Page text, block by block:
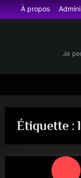
Skip
to
À propos
Je
Étiquette :